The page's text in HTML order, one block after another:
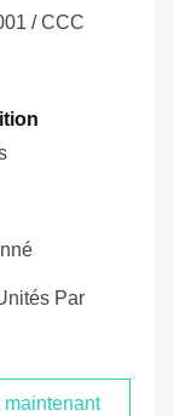
/ CCC
Par
maintenant